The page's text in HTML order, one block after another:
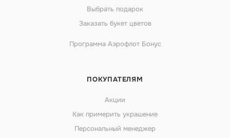
Выбрать подарок
Заказать букет цветов
Программа Аэрофлот Бонус
ПОКУПАТЕЛЯМ
Акции
Как примерить украшение
Персональный менеджер